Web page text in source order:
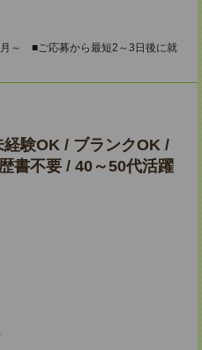
月～ ■ご応募から最短2～3日後に就
験OK / ブランクOK /
書不要 / 40～50代活躍